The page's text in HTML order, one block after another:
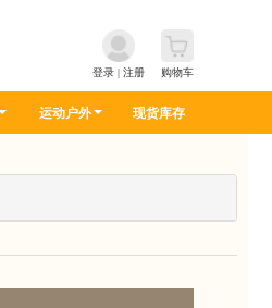
登录 | 注册 购物车
运动户外 现货库存